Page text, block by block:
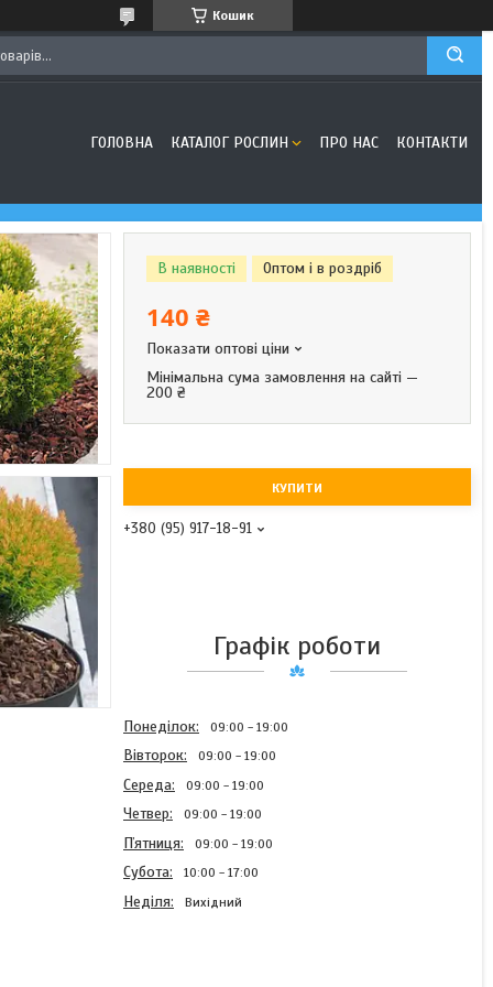
Кошик
ГОЛОВНА КАТАЛОГ РОСЛИН ПРО НАС КОНТАКТИ
В наявності Оптом і в роздріб
140 ₴
Показати оптові ціни
Мінімальна сума замовлення на сайті —
200 ₴
КУПИТИ
+380 (95) 917-18-91
Графік роботи
Понеділок 09:00 19:00
Вівторок 09:00 19:00
Середа 09:00 19:00
Четвер 09:00 19:00
Пʼятниця 09:00 19:00
Субота 10:00 17:00
Неділя Вихідний